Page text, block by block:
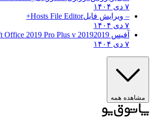
– ویرایش فایل Hosts File Editor+
آفیس 20192019 Microsoft Office 2019 Pro Plus v
همه